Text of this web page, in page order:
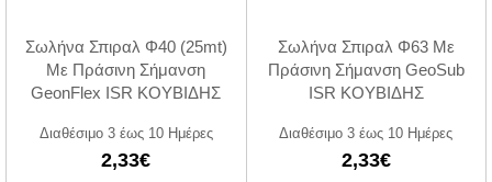
Σωλήνα Σπιραλ Φ40 (25mt)
Με Πράσινη Σήμανση
GeonFlex ISR ΚΟΥΒΙΔΗΣ
Διαθέσιμο 3 έως 10 Ημέρες
2,33€
Σωλήνα Σπιραλ Φ63 Με
Πράσινη Σήμανση GeoSub
ISR ΚΟΥΒΙΔΗΣ
Διαθέσιμο 3 έως 10 Ημέρες
2,33€